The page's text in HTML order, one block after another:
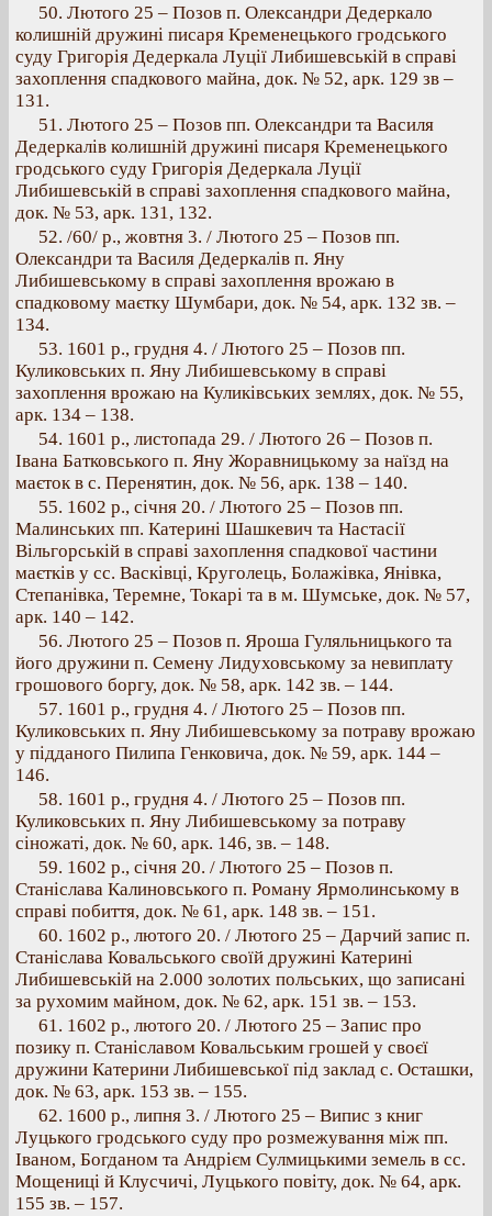
50. Лютого 25 – Позов п. Олександри Дедеркало
колишній дружині писаря Кременецького гродського
суду Григорія Дедеркала Луції Либишевській в справі
захоплення спадкового майна, док. № 52, арк. 129 зв –
131.
51. Лютого 25 – Позов пп. Олександри та Василя
Дедеркалів колишній дружині писаря Кременецького
гродського суду Григорія Дедеркала Луції
Либишевській в справі захоплення спадкового майна,
док. № 53, арк. 131, 132.
52. /60/ p., жовтня 3. / Лютого 25 – Позов пп.
Олександри та Василя Дедеркалів п. Яну
Либишевському в справі захоплення врожаю в
спадковому маєтку Шумбари, док. № 54, арк. 132 зв. –
134.
53. 1601 p., грудня 4. / Лютого 25 – Позов пп.
Куликовських п. Яну Либишевському в справі
захоплення врожаю на Куликівських землях, док. № 55,
арк. 134 – 138.
54. 1601 p., листопада 29. / Лютого 26 – Позов п.
Івана Батковського п. Яну Жоравницькому за наїзд на
маєток в с. Перенятин, док. № 56, арк. 138 – 140.
55. 1602 p., січня 20. / Лютого 25 – Позов пп.
Малинських пп. Катерині Шашкевич та Настасії
Вільгорській в справі захоплення спадкової частини
маєтків у сс. Васківці, Круголець, Болажівка, Янівка,
Степанівка, Теремне, Токарі та в м. Шумське, док. № 57,
арк. 140 – 142.
56. Лютого 25 – Позов п. Яроша Гуляльницького та
його дружини п. Семену Лидуховському за невиплату
грошового боргу, док. № 58, арк. 142 зв. – 144.
57. 1601 p., грудня 4. / Лютого 25 – Позов пп.
Куликовських п. Яну Либишевському за потраву врожаю
у підданого Пилипа Генковича, док. № 59, арк. 144 –
146.
58. 1601 p., грудня 4. / Лютого 25 – Позов пп.
Куликовських п. Яну Либишевському за потраву
сіножаті, док. № 60, арк. 146, зв. – 148.
59. 1602 р., січня 20. / Лютого 25 – Позов п.
Станіслава Калиновського п. Роману Ярмолинському в
справі побиття, док. № 61, арк. 148 зв. – 151.
60. 1602 p., лютого 20. / Лютого 25 – Дарчий запис п.
Станіслава Ковальського своїй дружині Катерині
Либишевській на 2.000 золотих польських, що записані
за рухомим майном, док. № 62, арк. 151 зв. – 153.
61. 1602 p., лютого 20. / Лютого 25 – Запис про
позику п. Станіславом Ковальським грошей у своєї
дружини Катерини Либишевської під заклад с. Осташки,
док. № 63, арк. 153 зв. – 155.
62. 1600 р., липня 3. / Лютого 25 – Випис з книг
Луцького гродського суду про розмежування між пп.
Іваном, Богданом та Андрієм Сулмицькими земель в сс.
Мощениці й Клусчичі, Луцького повіту, док. № 64, арк.
155 зв. – 157.